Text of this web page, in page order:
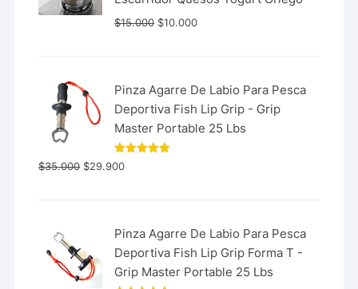
$15.000 $10.000
Pinza Agarre De Labio Para Pesca
Deportiva Fish Lip Grip - Grip
Master Portable 25 Lbs
Valorado
con
$35.000 $29.900
Pinza Agarre De Labio Para Pesca
Deportiva Fish Lip Grip Forma T -
Grip Master Portable 25 Lbs